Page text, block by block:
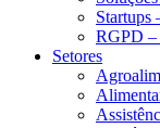
Startups
RGPD –
Setores